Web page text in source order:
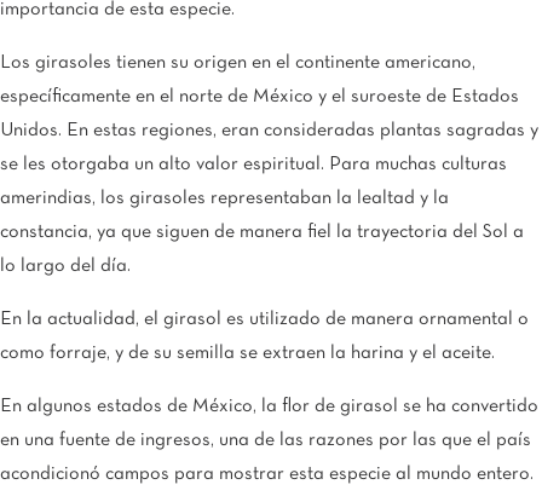
importancia de esta especie.
Los girasoles tienen su origen en el continente americano,
específicamente en el norte de México y el suroeste de Estados
Unidos. En estas regiones, eran consideradas plantas sagradas y
se les otorgaba un alto valor espiritual. Para muchas culturas
amerindias, los girasoles representaban la lealtad y la
constancia, ya que siguen de manera fiel la trayectoria del Sol a
lo largo del día.
En la actualidad, el girasol es utilizado de manera ornamental o
como forraje, y de su semilla se extraen la harina y el aceite.
En algunos estados de México, la flor de girasol se ha convertido
en una fuente de ingresos, una de las razones por las que el país
acondicionó campos para mostrar esta especie al mundo entero.